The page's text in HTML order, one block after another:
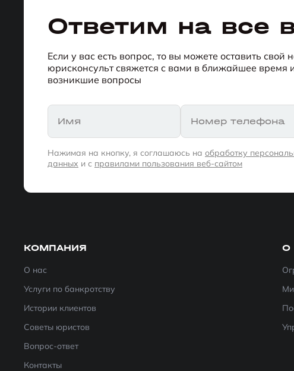
Ответим на все
Если у вас есть вопрос, то вы можете оставить свой
юрисконсульт свяжется с вами в ближайшее время
возникшие вопросы
Имя Номер телефона
Нажимая на кнопку, я соглашаюсь на обработку
данных и с правилами пользования веб-сайтом
КОМПАНИЯ
О нас
Услуги по банкротству
Истории клиентов
Советы юристов
Вопрос-ответ
Контакты
О